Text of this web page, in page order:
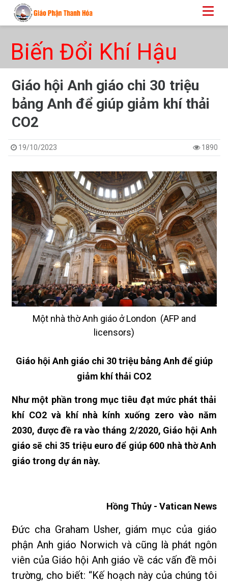
Biến Đổi Khí Hậu
Giáo hội Anh giáo chi 30 triệu
bảng Anh để giúp giảm khí thải
CO2
19/10/2023 1890
Một nhà thờ Anh giáo ở London (AFP and
licensors)
Giáo hội Anh giáo chi 30 triệu bảng Anh để giúp
giảm khí thải CO2
Như một phần trong mục tiêu đạt mức phát thải
khí CO2 và khí nhà kính xuống zero vào năm
2030, được đề ra vào tháng 2/2020, Giáo hội Anh
giáo sẽ chi 35 triệu euro để giúp 600 nhà thờ Anh
giáo trong dự án này.
Hồng Thủy - Vatican News
Đức cha Graham Usher, giám mục của giáo
phận Anh giáo Norwich và cũng là phát ngôn
viên của Giáo hội Anh giáo về các vấn đề môi
trường, cho biết: “Kế hoạch này của chúng tôi